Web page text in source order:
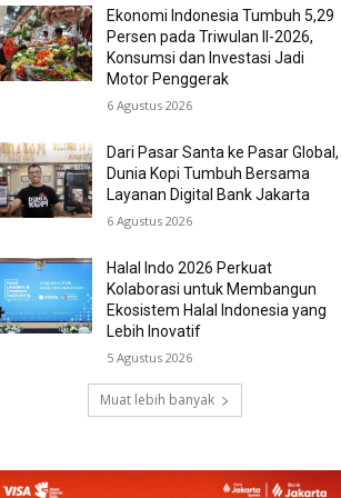
Ekonomi Indonesia Tumbuh 5,29
Persen pada Triwulan II-2026,
Konsumsi dan Investasi Jadi
Motor Penggerak
6 Agustus 2026
Dari Pasar Santa ke Pasar Global,
Dunia Kopi Tumbuh Bersama
Layanan Digital Bank Jakarta
6 Agustus 2026
Halal Indo 2026 Perkuat
Kolaborasi untuk Membangun
Ekosistem Halal Indonesia yang
Lebih Inovatif
5 Agustus 2026
Muat lebih banyak